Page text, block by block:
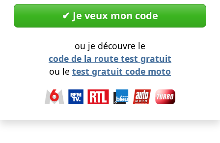
✔︎ Je veux mon code
ou je découvre le
code de la route test gratuit
ou le test gratuit code moto